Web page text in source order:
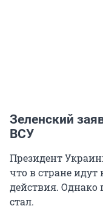
Зеленский
ВСУ
Президент
что в стране идут
действия. Однако
стал.